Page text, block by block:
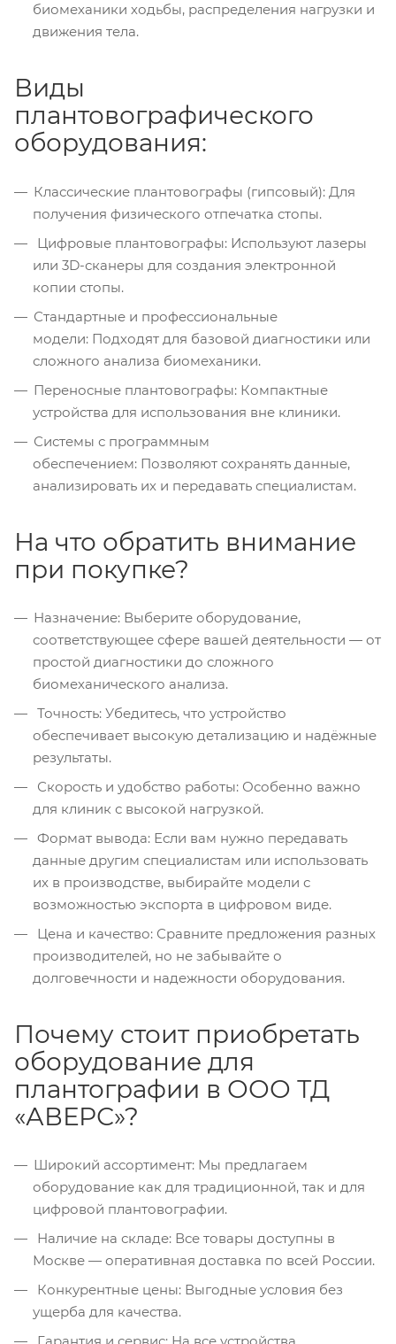
биомеханики ходьбы, распределения нагрузки и
движения тела.
Виды
плантовографического
оборудования:
Классические плантовографы (гипсовый): Для
получения физического отпечатка стопы.
Цифровые плантовографы: Используют лазеры
или 3D-сканеры для создания электронной
копии стопы.
Стандартные и профессиональные
модели: Подходят для базовой диагностики или
сложного анализа биомеханики.
Переносные плантовографы: Компактные
устройства для использования вне клиники.
Системы с программным
обеспечением: Позволяют сохранять данные,
анализировать их и передавать специалистам.
На что обратить внимание
при покупке?
Назначение: Выберите оборудование,
соответствующее сфере вашей деятельности — от
простой диагностики до сложного
биомеханического анализа.
Точность: Убедитесь, что устройство
обеспечивает высокую детализацию и надёжные
результаты.
Скорость и удобство работы: Особенно важно
для клиник с высокой нагрузкой.
Формат вывода: Если вам нужно передавать
данные другим специалистам или использовать
их в производстве, выбирайте модели с
возможностью экспорта в цифровом виде.
Цена и качество: Сравните предложения разных
производителей, но не забывайте о
долговечности и надежности оборудования.
Почему стоит приобретать
оборудование для
плантографии в ООО ТД
«АВЕРС»?
Широкий ассортимент: Мы предлагаем
оборудование как для традиционной, так и для
цифровой плантовографии.
Наличие на складе: Все товары доступны в
Москве — оперативная доставка по всей России.
Конкурентные цены: Выгодные условия без
ущерба для качества.